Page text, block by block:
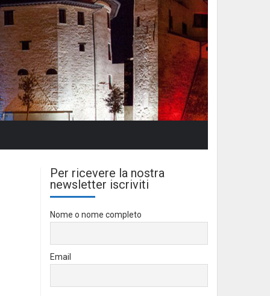
Per ricevere la nostra
newsletter iscriviti
Nome o nome completo
Email